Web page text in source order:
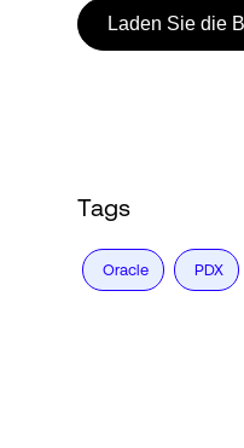
Laden Sie die
Tags
Oracle PDX